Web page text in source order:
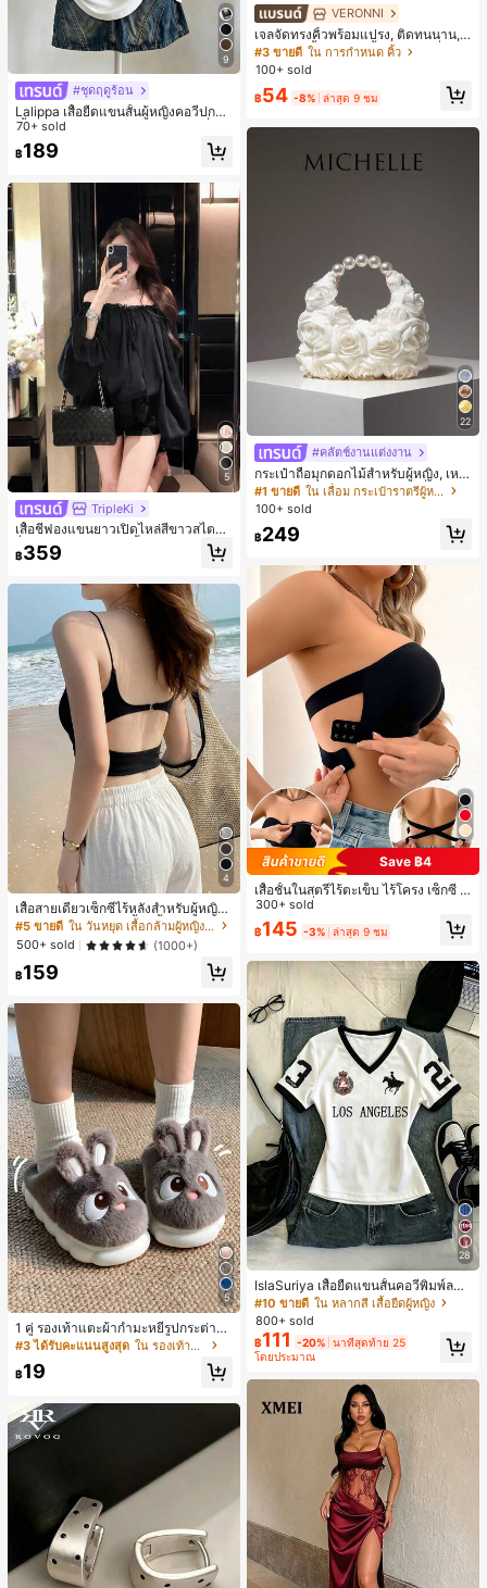
9
#ชุดฤดูร้อน
Lalippa เสื้อยืดแขนสั้นผู้หญิงคอวีปกคอ
เสื้อไหล่ตก สายถัก งานคราฟต์แฟชั่นมิ
นิมอล ของขวัญสำหรับเพื่อน
70+ sold
฿189
5
TripleKi
เสื้อชีฟองแขนยาวเปิดไหล่สีขาวสไตล์ฝ
รั่งเศสสำหรับผู้หญิง, เสื้อฤดูร้อนหรูหราเ
รียบง่ายเซ็กซี่สวยงามมีเอกลักษณ์สีดำ
฿359
4
เสื้อสายเดี่ยวเซ็กซี่ไร้หลังสำหรับผู้หญิง
พร้อมบราแบบมีฟองน้ำ, เสื้อกล้ามแขน
กุด, เสื้อลำลองสีดำสำหรับฤดูร้อน
#5 ขายดี
ใน วันหยุด เสื้อกล้ามผู้หญิง & Camis
500+ sold
(1000+)
฿159
5
1 คู่ รองเท้าแตะผ้ากำมะหยี่รูปกระต่าย
สำหรับผู้หญิง, อบอุ่นและสบาย, เหมาะ
สำหรับใส่ลำลองในฤดูใบไม้ร่วง/ฤดูหน
าว, รองเท้าบ้านผู้หญิงหรูหราใหม่, ส้นเ
รับฤดูหนาวที่อบอุ่น, รองเท้าแตะผ้ากำม
ะหยี่น่ารัก, ของขวัญปีใหม่/วันวาเลนไท
น์ในอุดมคติ, รองเท้าแตะคู่รัก, ของขวั
ญวันแม่, สวน, ของตกแต่งห้องครัว, ฤดู
ร้อน, ชายหาด, ของใช้จำเป็นสำหรับกา
รเดินทาง, ของตกแต่งห้อง, นุ่มนิ่ม, การ
สำเร็จการศึกษา, ชั้นวางรองเท้า, ประห
ยัดพื้นที่จัดเก็บ, กลางแจ้ง, สวน, พิธีสำเ
ร็จการศึกษา, พิธีจบการศึกษา, ยินดีด้ว
ยบัณฑิต, บัณฑิตที่สำเร็จการศึกษา, ผู้ก
ล่าวคำอำลา, เรียนจบ, งานเลี้ยงจบการ
ศึกษา
#3 ได้รับคะแนนสูงสุด ใน รองเท้าแตะใส่ในบ้าน
฿19
VERONNI
เจลจัดทรงคิ้วพร้อมแปรง, ติดทนนาน, เ
จลจัดทรงคิ้ว 3D, กันน้ำและกันเหงื่อ, เห
มาะสำหรับทุกประเภทผิว, เจลคิ้วใสติด
#3 ขายดี ใน การกำหนด คิ้ว
100+ sold
฿54 -8% ล่าสุด 9 ชม
22
#คลัตช์งานแต่งงาน
กระเป๋าถือมุกดอกไม้สำหรับผู้หญิง, เหม
าะสำหรับชุดราตรี, ชุดบอล, เครื่องประ
ดับงานแต่งงาน, กระเป๋าสตางค์สุภาพส
สุ่ม)
#1 ขายดี
ใน เลื่อม กระเป๋าราตรีผู้หญิง
100+ sold
฿249
Save ฿4
เสื้อชั้นในสตรีไร้ตะเข็บ ไร้โครง เซ็กซี่ ด้
านข้างไม่ลื่น แผ่นรองถอดได้ ลายไขว้ห
ลัง ไร้สาย สบายตลอดวัน
300+ sold
฿145 -3% ล่าสุด 9 ชม
28
IslaSuriya เสื้อยืดแขนสั้นคอวีพิมพ์ลาย
สีตัดกันสำหรับผู้หญิง
#10 ขายดี ใน หลากสี เสื้อยืดผู้หญิง
800+ sold
฿111 -20% นาทีสุดท้าย 25
โดยประมาณ